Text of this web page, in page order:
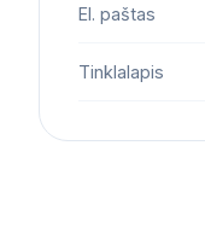
El. paštas
Tinklalapis